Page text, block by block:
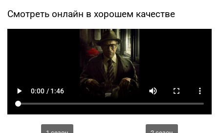
Смотреть онлайн в хорошем качестве